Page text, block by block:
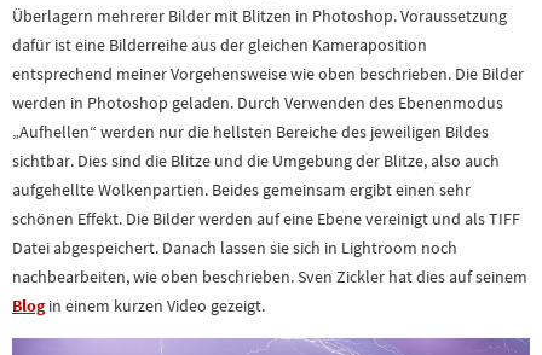
Überlagern mehrerer Bilder mit Blitzen in Photoshop. Voraussetzung
dafür ist eine Bilderreihe aus der gleichen Kameraposition
entsprechend meiner Vorgehensweise wie oben beschrieben. Die Bilder
werden in Photoshop geladen. Durch Verwenden des Ebenenmodus
„Aufhellen“ werden nur die hellsten Bereiche des jeweiligen Bildes
sichtbar. Dies sind die Blitze und die Umgebung der Blitze, also auch
aufgehellte Wolkenpartien. Beides gemeinsam ergibt einen sehr
schönen Effekt. Die Bilder werden auf eine Ebene vereinigt und als TIFF
Datei abgespeichert. Danach lassen sie sich in Lightroom noch
nachbearbeiten, wie oben beschrieben. Sven Zickler hat dies auf seinem
Blogin einem kurzen Video gezeigt.